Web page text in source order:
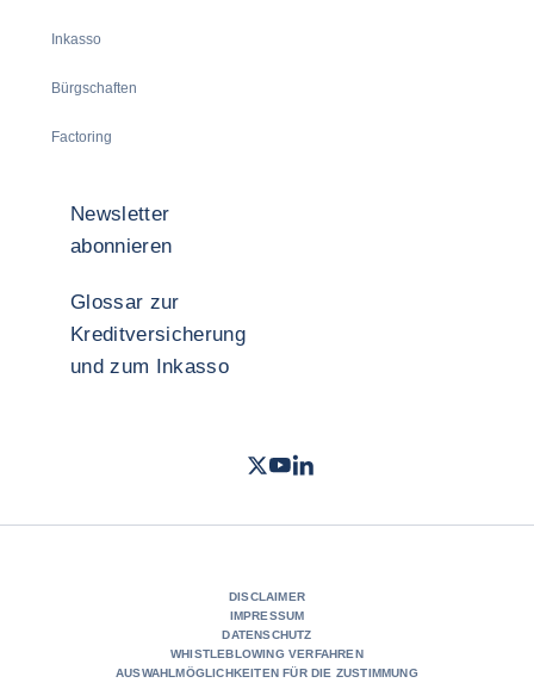
Inkasso
Bürgschaften
Factoring
Newsletter
abonnieren
Glossar zur
Kreditversicherung
und zum Inkasso
Twitter- Coface
Youtube Coface Deutschland
LinkedIn
DISCLAIMER
IMPRESSUM
DATENSCHUTZ
WHISTLEBLOWING VERFAHREN
AUSWAHLMÖGLICHKEITEN FÜR DIE ZUSTIMMUNG